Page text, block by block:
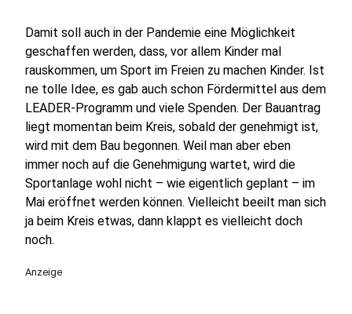
Damit soll auch in der Pandemie eine Möglichkeit
geschaffen werden, dass, vor allem Kinder mal
rauskommen, um Sport im Freien zu machen Kinder. Ist
ne tolle Idee, es gab auch schon Fördermittel aus dem
LEADER-Programm und viele Spenden. Der Bauantrag
liegt momentan beim Kreis, sobald der genehmigt ist,
wird mit dem Bau begonnen. Weil man aber eben
immer noch auf die Genehmigung wartet, wird die
Sportanlage wohl nicht – wie eigentlich geplant – im
Mai eröffnet werden können. Vielleicht beeilt man sich
ja beim Kreis etwas, dann klappt es vielleicht doch
noch.
Anzeige